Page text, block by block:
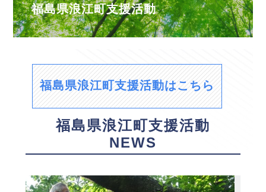
福島県浪江町支援活動
福島県浪江町支援活動はこちら
福島県浪江町支援活動
NEWS